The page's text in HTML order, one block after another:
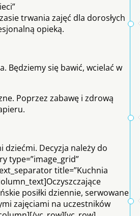
trwania zajęć dla dorosłych
opieką.
Będziemy się bawić, wcielać w
Poprzez zabawę i zdrową
dziećmi. Decyzja należy do
type=”image_grid”
title=”Kuchnia
posiłki dziennie, serwowane
zajęciami na uczestników